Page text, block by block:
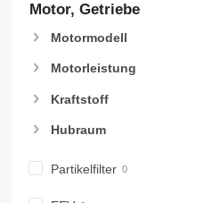
Motor, Getriebe
Motormodell
Motorleistung
Kraftstoff
Hubraum
Partikelfilter